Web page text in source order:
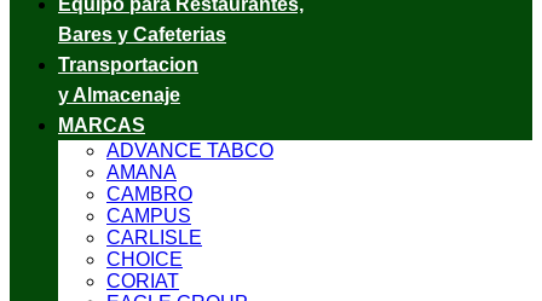
Equipo para Restaurantes,
Bares y Cafeterias
Transportacion
y Almacenaje
MARCAS
ADVANCE TABCO
AMANA
CAMBRO
CAMPUS
CARLISLE
CHOICE
CORIAT